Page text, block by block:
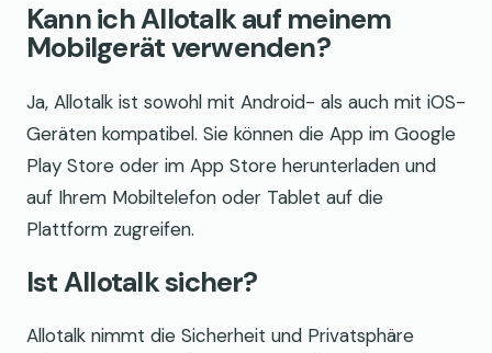
Kann ich Allotalk auf meinem
Mobilgerät verwenden?
Ja, Allotalk ist sowohl mit Android- als auch mit iOS-
Geräten kompatibel. Sie können die App im Google
Play Store oder im App Store herunterladen und
auf Ihrem Mobiltelefon oder Tablet auf die
Plattform zugreifen.
Ist Allotalk sicher?
Allotalk nimmt die Sicherheit und Privatsphäre